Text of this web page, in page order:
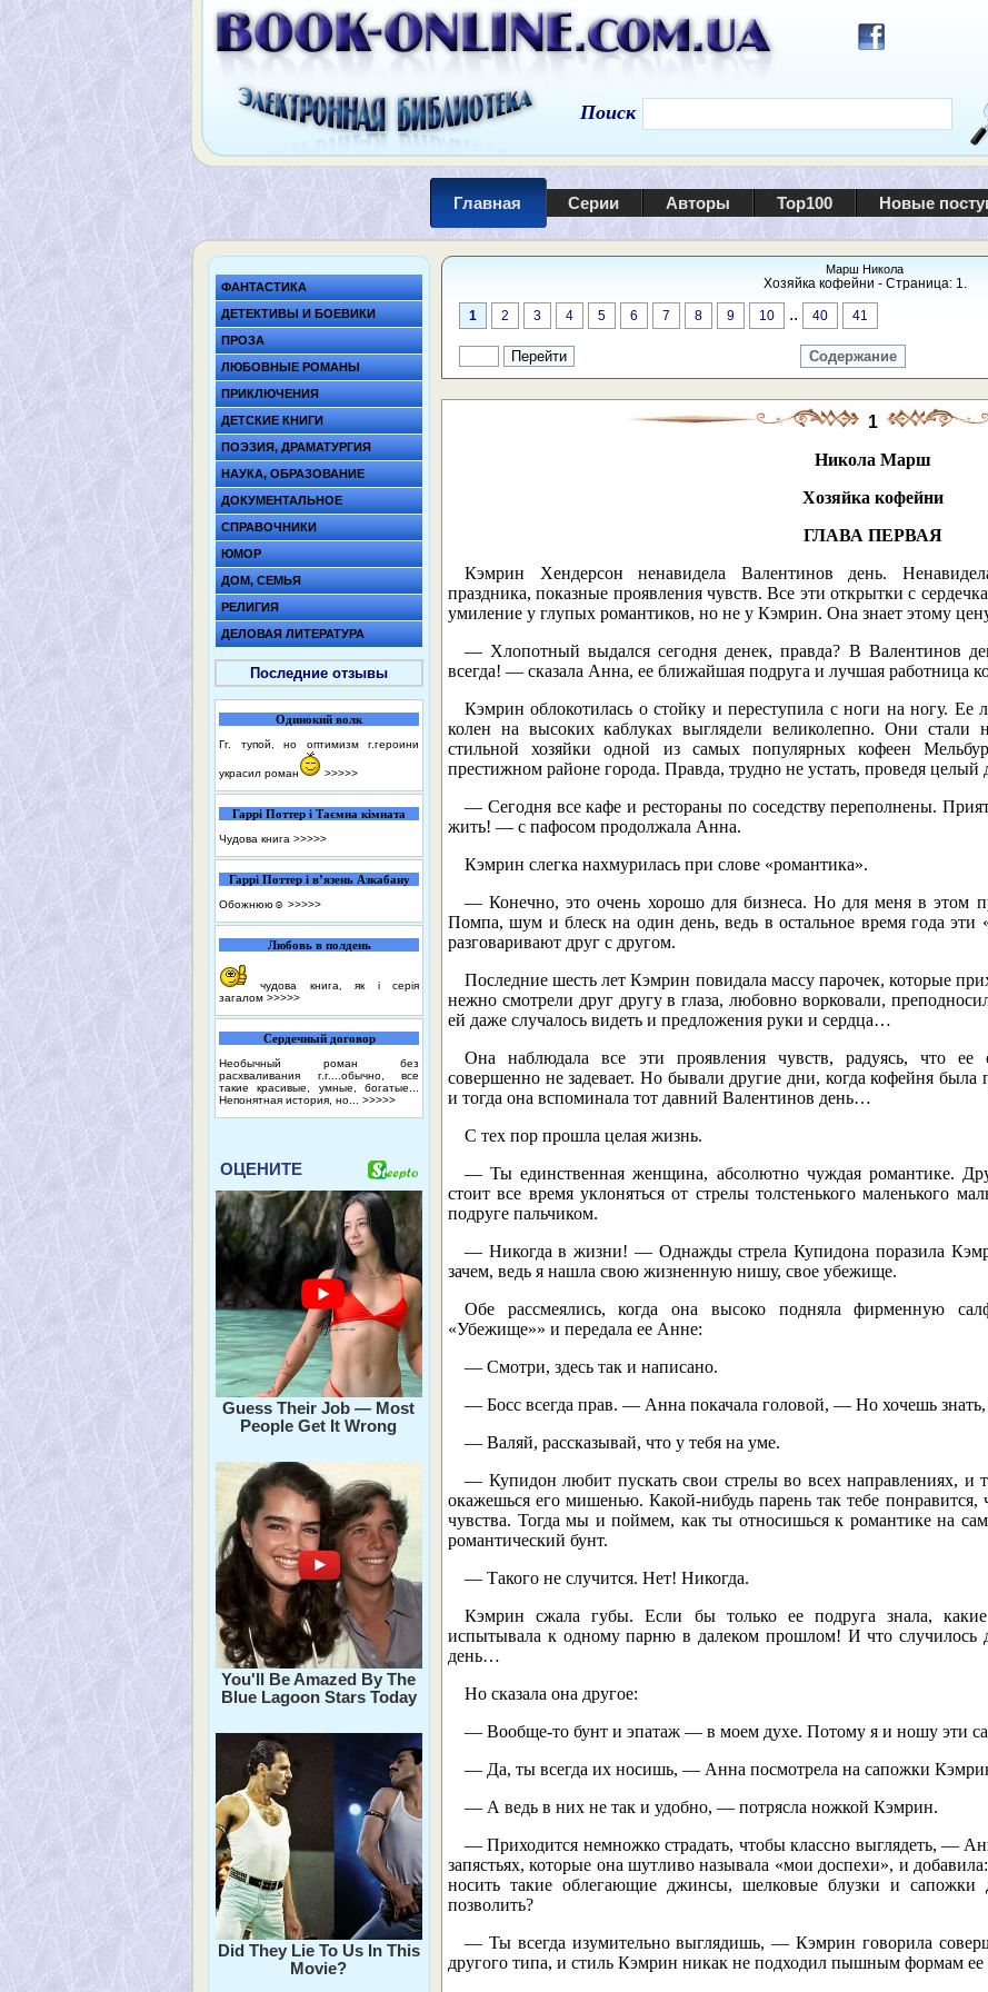
Поиск
Главная Серии Авторы Top100 Новые
ФАНТАСТИКА
ДЕТЕКТИВЫ И БОЕВИКИ
ПРОЗА
ЛЮБОВНЫЕ РОМАНЫ
ПРИКЛЮЧЕНИЯ
ДЕТСКИЕ КНИГИ
ПОЭЗИЯ, ДРАМАТУРГИЯ
НАУКА, ОБРАЗОВАНИЕ
ДОКУМЕНТАЛЬНОЕ
СПРАВОЧНИКИ
ЮМОР
ДОМ, СЕМЬЯ
РЕЛИГИЯ
ДЕЛОВАЯ ЛИТЕРАТУРА
Последние отзывы
Одинокий волк
Гг. тупой, но оптимизм г.героини
украсил роман >>>>>
Гаррі Поттер і Таємна кімната
Чудова книга >>>>>
Гаррі Поттер і в’язень Азкабану
Обожнюю☺️ >>>>>
Любовь в полдень
чудова книга, як і серія
загалом >>>>>
Сердечный договор
Необычный роман без
расхваливания г.г....обычно, все
такие красивые, умные, богатые...
Непонятная история, но... >>>>>
ОЦЕНИТЕ
Guess Their Job — Most
People Get It Wrong
You'll Be Amazed By The
Blue Lagoon Stars Today
Did They Lie To Us In This
Movie?
Марш Никола
Хозяйка кофейни - Страница: 1.
1 2 3 4 5 6 7 8 9 10 .. 40 41
Содержание
1
Никола Марш
Хозяйка кофейни
ГЛАВА ПЕРВАЯ
Кэмрин Хендерсон ненавидела Валентинов день.
праздника, показные проявления чувств. Все эти открытки с
умиление у глупых романтиков, но не у Кэмрин. Она знает этому
— Хлопотный выдался сегодня денек, правда? В Валентинов
всегда! — сказала Анна, ее ближайшая подруга и лучшая работница
Кэмрин облокотилась о стойку и переступила с ноги на ногу.
колен на высоких каблуках выглядели великолепно. Они стали
стильной хозяйки одной из самых популярных кофеен
престижном районе города. Правда, трудно не устать, проведя
— Сегодня все кафе и рестораны по соседству переполнены.
жить! — с пафосом продолжала Анна.
Кэмрин слегка нахмурилась при слове «романтика».
— Конечно, это очень хорошо для бизнеса. Но для меня в этом
Помпа, шум и блеск на один день, ведь в остальное время года
разговаривают друг с другом.
Последние шесть лет Кэмрин повидала массу парочек, которые
нежно смотрели друг другу в глаза, любовно ворковали,
ей даже случалось видеть и предложения руки и сердца…
Она наблюдала все эти проявления чувств, радуясь, что ее
совершенно не задевает. Но бывали другие дни, когда кофейня была
и тогда она вспоминала тот давний Валентинов день…
С тех пор прошла целая жизнь.
— Ты единственная женщина, абсолютно чуждая романтике.
стоит все время уклоняться от стрелы толстенького маленького
подруге пальчиком.
— Никогда в жизни! — Однажды стрела Купидона поразила
зачем, ведь я нашла свою жизненную нишу, свое убежище.
Обе рассмеялись, когда она высоко подняла фирменную
«Убежище»» и передала ее Анне:
— Смотри, здесь так и написано.
— Босс всегда прав. — Анна покачала головой, — Но хочешь
— Валяй, рассказывай, что у тебя на уме.
— Купидон любит пускать свои стрелы во всех направлениях, и
окажешься его мишенью. Какой-нибудь парень так тебе
чувства. Тогда мы и поймем, как ты относишься к романтике на
романтический бунт.
— Такого не случится. Нет! Никогда.
Кэмрин сжала губы. Если бы только ее подруга знала,
испытывала к одному парню в далеком прошлом! И что случилось
день…
Но сказала она другое:
— Вообще-то бунт и эпатаж — в моем духе. Потому я и ношу эти
— Да, ты всегда их носишь, — Анна посмотрела на сапожки
— А ведь в них не так и удобно, — потрясла ножкой Кэмрин.
— Приходится немножко страдать, чтобы классно выглядеть, —
запястьях, которые она шутливо называла «мои доспехи», и
носить такие облегающие джинсы, шелковые блузки и сапожки
позволить?
— Ты всегда изумительно выглядишь, — Кэмрин говорила
другого типа, и стиль Кэмрин никак не подходил пышным формам ее